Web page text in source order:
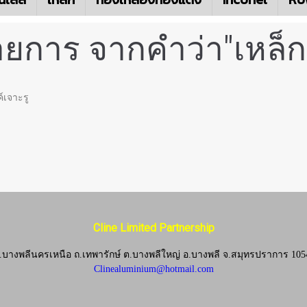
การ จากคำว่า"เหล็
จาะรู
Cline Limited Partnership
างพลีนครเหนือ ถ.เทพารักษ์ ต.บางพลีใหญ่ อ.บางพลี จ.สมุทรปราการ
Clinealuminium@hotmail.com